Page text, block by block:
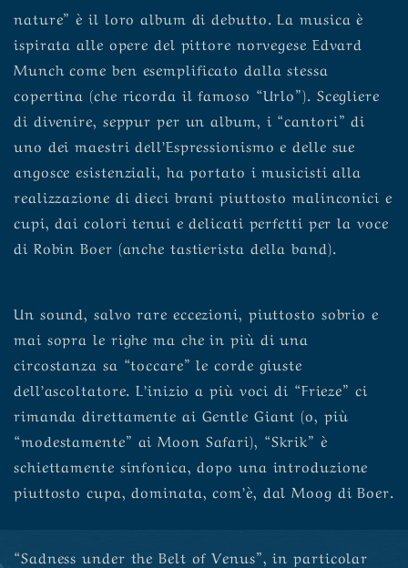
nature” è il loro album di debutto. La musica è
ispirata alle opere del pittore norvegese Edvard
Munch come ben esemplificato dalla stessa
copertina (che ricorda il famoso “Urlo”). Scegliere
di divenire, seppur per un album, i “cantori” di
uno dei maestri dell’Espressionismo e delle sue
angosce esistenziali, ha portato i musicisti alla
realizzazione di dieci brani piuttosto malinconici e
cupi, dai colori tenui e delicati perfetti per la voce
di Robin Boer (anche tastierista della band).
Un sound, salvo rare eccezioni, piuttosto sobrio e
mai sopra le righe ma che in più di una
circostanza sa “toccare” le corde giuste
dell’ascoltatore. L’inizio a più voci di “Frieze” ci
rimanda direttamente ai Gentle Giant (o, più
“modestamente” ai Moon Safari), “Skrik” è
schiettamente sinfonica, dopo una introduzione
piuttosto cupa, dominata, com’è, dal Moog di Boer.
“Sadness under the Belt of Venus”, in particolar